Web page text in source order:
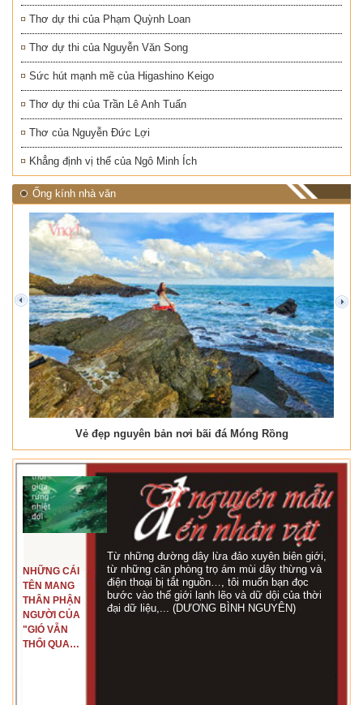
Thơ dự thi của Phạm Quỳnh Loan
Thơ dự thi của Nguyễn Văn Song
Sức hút mạnh mẽ của Higashino Keigo
Thơ dự thi của Trần Lê Anh Tuấn
Thơ của Nguyễn Đức Lợi
Khẳng định vị thế của Ngô Minh Ích
Ống kính nhà văn
Vẻ đẹp nguyên bản nơi bãi đá Móng Rồng
prev next
NHỮNG CÁI
TÊN MANG
THÂN PHẬN
NGƯỜI CỦA
"GIÓ VẪN
THỔI QUA
Từ những đường dây lừa đảo xuyên biên giới,
từ những căn phòng trọ ám mùi dây thừng và
điện thoại bị tắt nguồn…, tôi muốn bạn đọc
bước vào thế giới lạnh lẽo và dữ dội của thời
đại dữ liệu,... (DƯƠNG BÌNH NGUYÊN)